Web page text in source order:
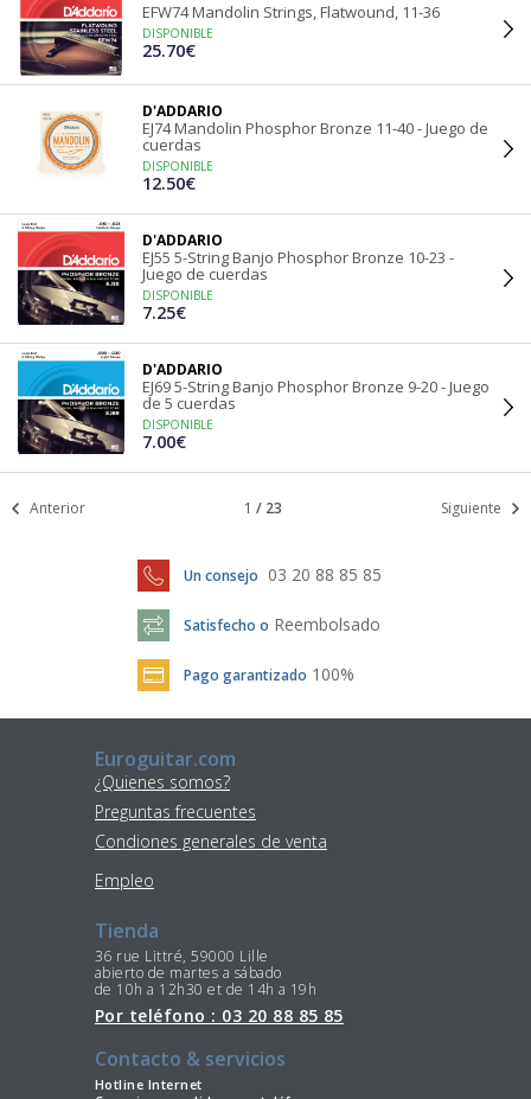
EFW74 Mandolin Strings, Flatwound, 11-36
DISPONIBLE
25.70€
D'ADDARIO
EJ74 Mandolin Phosphor Bronze 11-40 - Juego de
cuerdas
DISPONIBLE
12.50€
D'ADDARIO
EJ55 5-String Banjo Phosphor Bronze 10-23 -
Juego de cuerdas
DISPONIBLE
7.25€
D'ADDARIO
EJ69 5-String Banjo Phosphor Bronze 9-20 - Juego
de 5 cuerdas
DISPONIBLE
7.00€
Anterior 1 / 23 Siguiente
Un consejo 03 20 88 85 85
Satisfecho o Reembolsado
Pago garantizado 100%
Euroguitar.com
¿Quienes somos?
Preguntas frecuentes
Condiones generales de venta
Empleo
Tienda
36 rue Littré, 59000 Lille
abierto de martes a sábado
de 10h a 12h30 et de 14h a 19h
Por teléfono : 03 20 88 85 85
Contacto & servicios
Hotline Internet